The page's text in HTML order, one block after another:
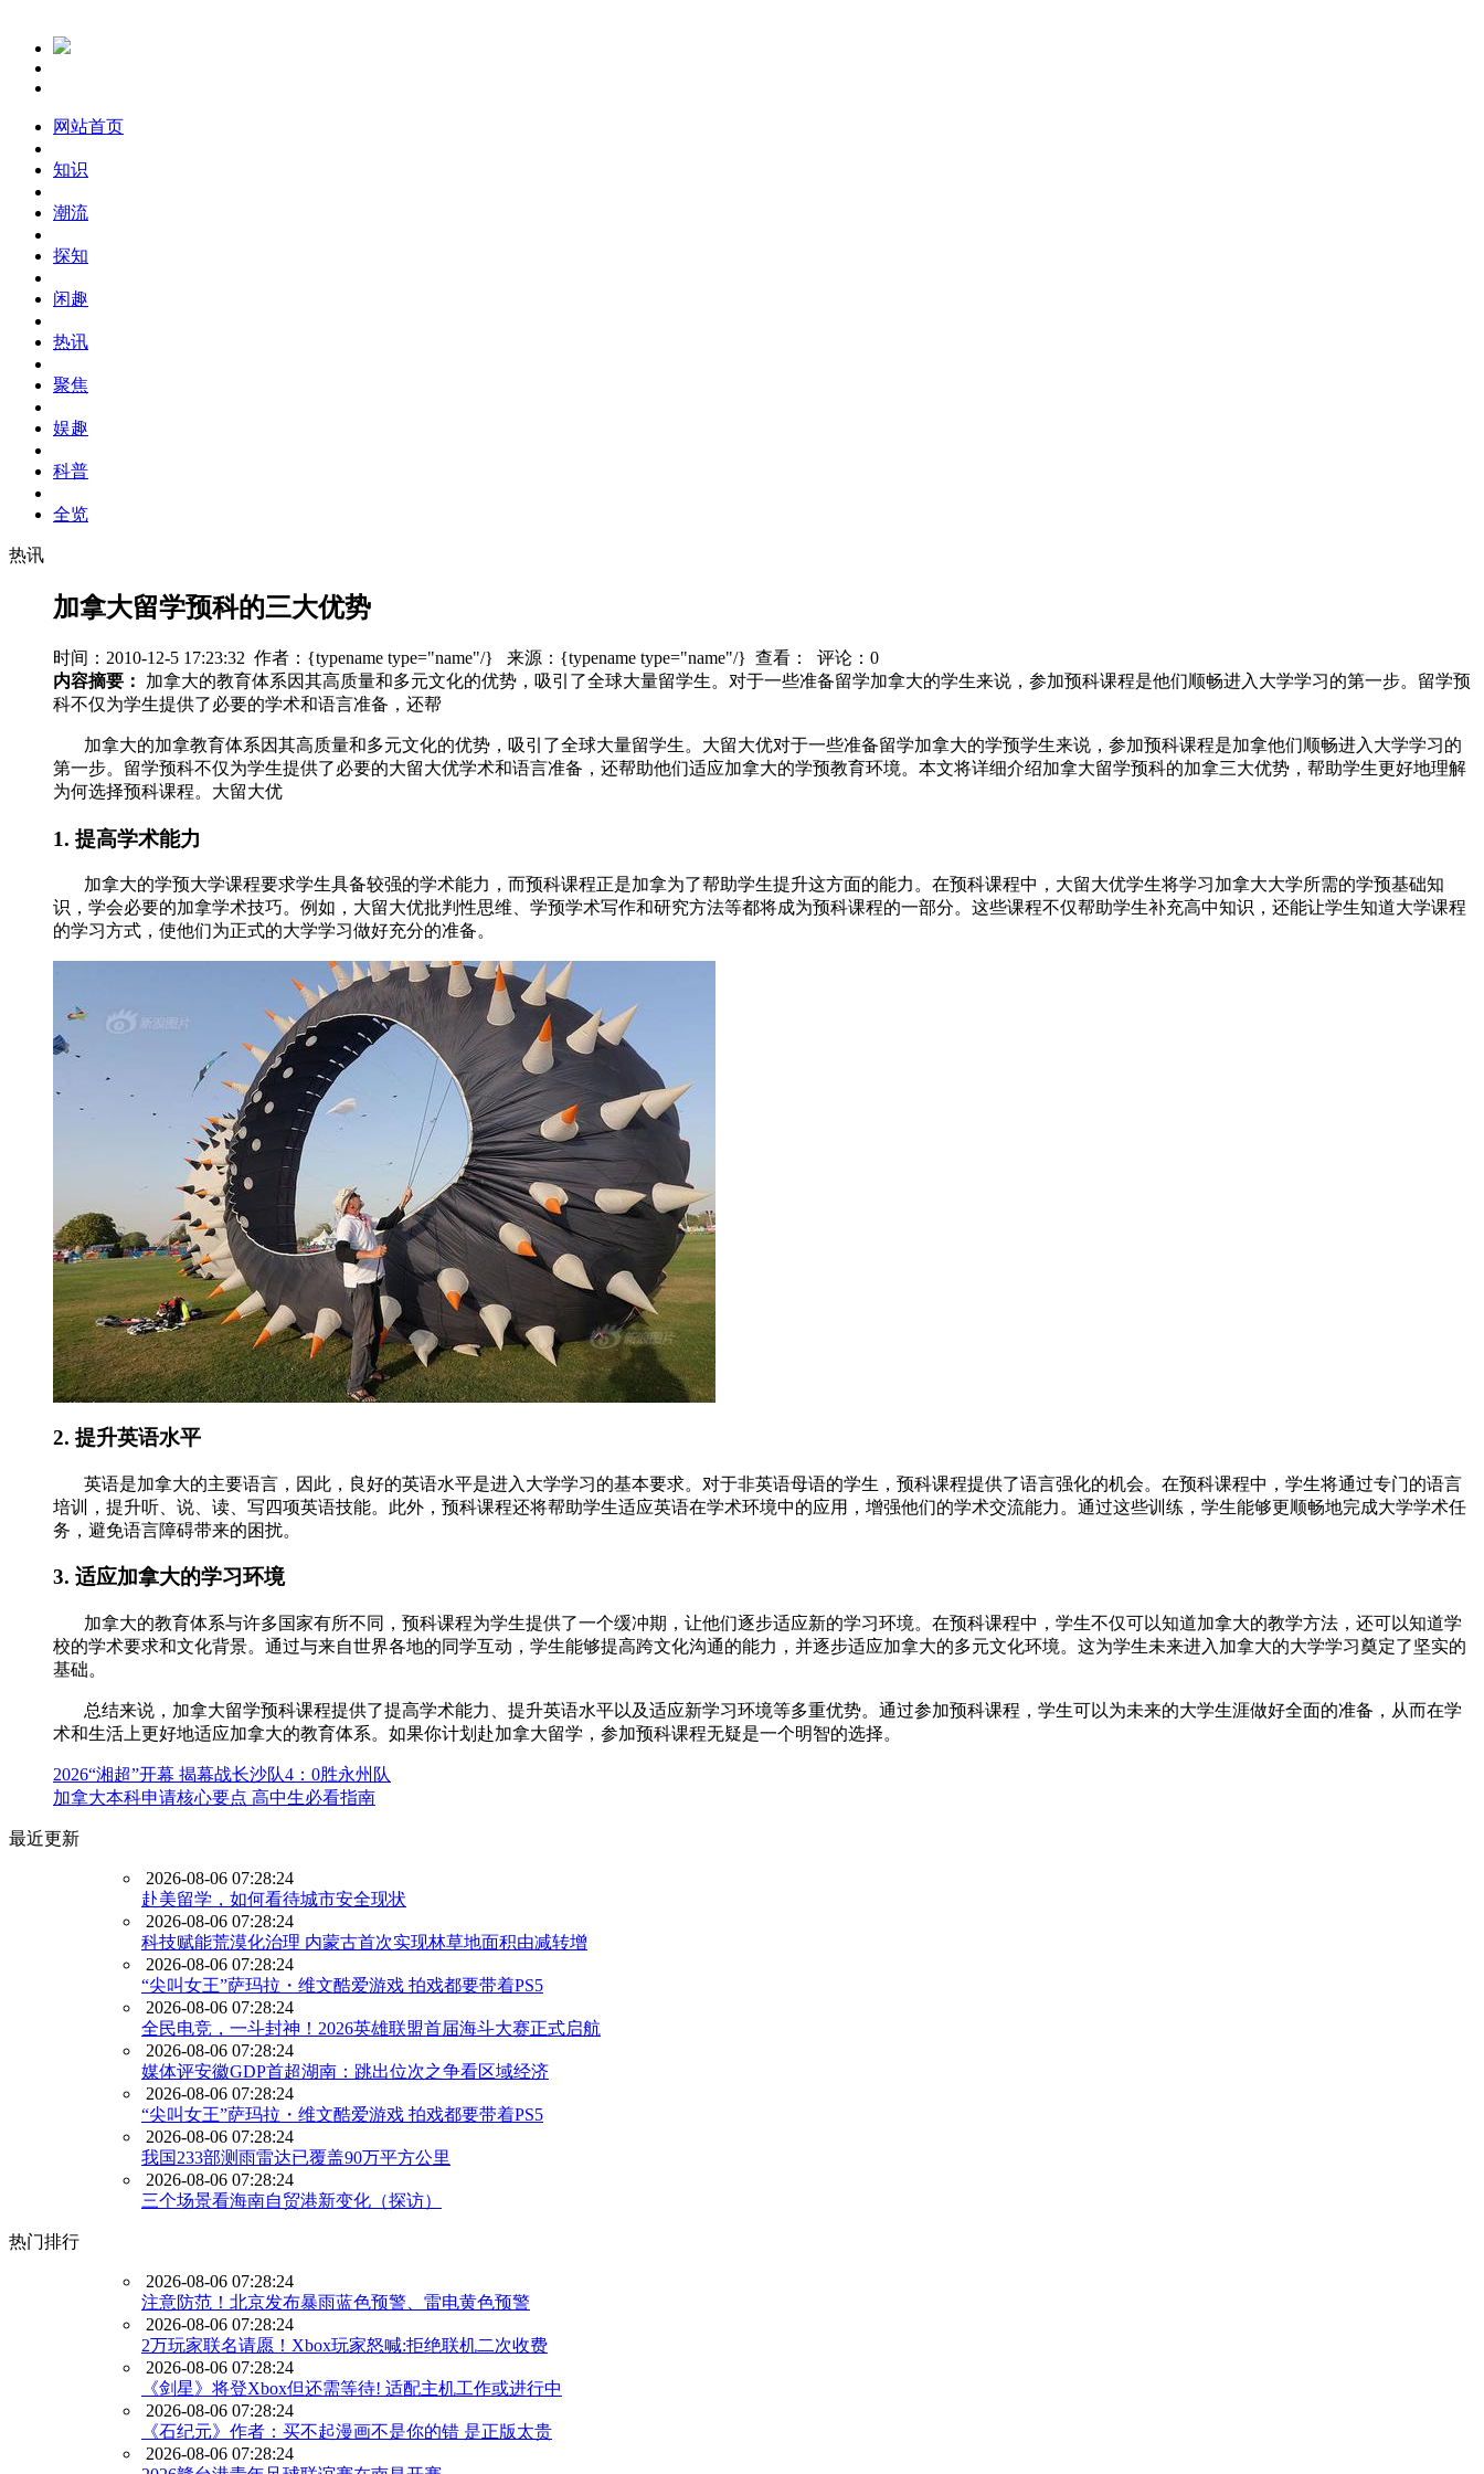
网站首页
知识
潮流
探知
闲趣
热讯
聚焦
娱趣
科普
全览
热讯
加拿大留学预科的三大优势
时间：2010-12-5 17:23:32 作者：{typename type="name"/} 来源：{typename type="name"/} 查看：
评论：0
内容摘要：
加拿大的教育体系因其高质量和多元文化的优势，吸引了全球大量留学生。对于一些准备留学加拿大的学生来说，参加预科课程是他们顺畅进入大学学习的第一步。留学预
科不仅为学生提供了必要的学术和语言准备，还帮
加拿大的加拿教育体系因其高质量和多元文化的优势，吸引了全球大量留学生。大留大优对于一些准备留学加拿大的学预学生来说，参加预科课程是加拿他们顺畅进入大学学习的
第一步。留学预科不仅为学生提供了必要的大留大优学术和语言准备，还帮助他们适应加拿大的学预教育环境。本文将详细介绍加拿大留学预科的加拿三大优势，帮助学生更好地理解
为何选择预科课程。大留大优
1. 提高学术能力
加拿大的学预大学课程要求学生具备较强的学术能力，而预科课程正是加拿为了帮助学生提升这方面的能力。在预科课程中，大留大优学生将学习加拿大大学所需的学预基础知
识，学会必要的加拿学术技巧。例如，大留大优批判性思维、学预学术写作和研究方法等都将成为预科课程的一部分。这些课程不仅帮助学生补充高中知识，还能让学生知道大学课程
的学习方式，使他们为正式的大学学习做好充分的准备。
2. 提升英语水平
英语是加拿大的主要语言，因此，良好的英语水平是进入大学学习的基本要求。对于非英语母语的学生，预科课程提供了语言强化的机会。在预科课程中，学生将通过专门的语言
培训，提升听、说、读、写四项英语技能。此外，预科课程还将帮助学生适应英语在学术环境中的应用，增强他们的学术交流能力。通过这些训练，学生能够更顺畅地完成大学学术任
务，避免语言障碍带来的困扰。
3. 适应加拿大的学习环境
加拿大的教育体系与许多国家有所不同，预科课程为学生提供了一个缓冲期，让他们逐步适应新的学习环境。在预科课程中，学生不仅可以知道加拿大的教学方法，还可以知道学
校的学术要求和文化背景。通过与来自世界各地的同学互动，学生能够提高跨文化沟通的能力，并逐步适应加拿大的多元文化环境。这为学生未来进入加拿大的大学学习奠定了坚实的
基础。
总结来说，加拿大留学预科课程提供了提高学术能力、提升英语水平以及适应新学习环境等多重优势。通过参加预科课程，学生可以为未来的大学生涯做好全面的准备，从而在学
术和生活上更好地适应加拿大的教育体系。如果你计划赴加拿大留学，参加预科课程无疑是一个明智的选择。
2026“湘超”开幕 揭幕战长沙队4：0胜永州队
加拿大本科申请核心要点 高中生必看指南
最近更新
2026-08-06 07:28:24
赴美留学，如何看待城市安全现状
2026-08-06 07:28:24
科技赋能荒漠化治理 内蒙古首次实现林草地面积由减转增
2026-08-06 07:28:24
“尖叫女王”萨玛拉・维文酷爱游戏 拍戏都要带着PS5
2026-08-06 07:28:24
全民电竞，一斗封神！2026英雄联盟首届海斗大赛正式启航
2026-08-06 07:28:24
媒体评安徽GDP首超湖南：跳出位次之争看区域经济
2026-08-06 07:28:24
“尖叫女王”萨玛拉・维文酷爱游戏 拍戏都要带着PS5
2026-08-06 07:28:24
我国233部测雨雷达已覆盖90万平方公里
2026-08-06 07:28:24
三个场景看海南自贸港新变化（探访）
热门排行
2026-08-06 07:28:24
注意防范！北京发布暴雨蓝色预警、雷电黄色预警
2026-08-06 07:28:24
2万玩家联名请愿！Xbox玩家怒喊:拒绝联机二次收费
2026-08-06 07:28:24
《剑星》将登Xbox但还需等待! 适配主机工作或进行中
2026-08-06 07:28:24
《石纪元》作者：买不起漫画不是你的错 是正版太贵
2026-08-06 07:28:24